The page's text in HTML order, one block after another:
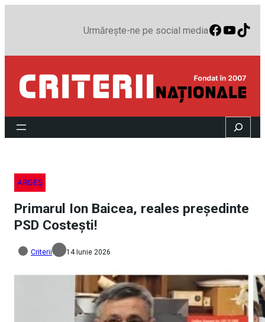
Urmărește-ne pe social media
Search
ARGEȘ
Primarul Ion Baicea, reales președinte
PSD Costești!
Criterii 14 Iunie 2026